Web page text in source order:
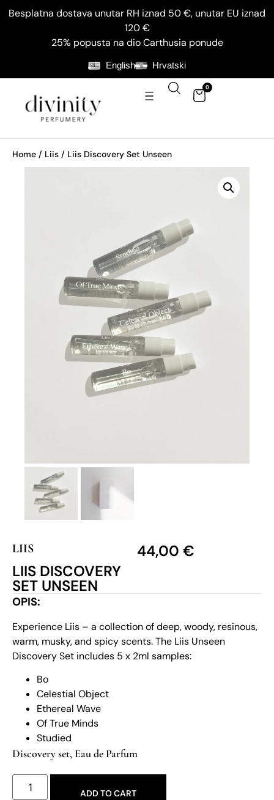
Besplatna dostava unutar RH iznad 50 €, unutar EU iznad
120 €
25% popusta na dio Carthusia ponude
English Hrvatski
0
Home / Liis / Liis Discovery Set Unseen
LIIS
LIIS DISCOVERY
SET UNSEEN
44,00 €
OPIS:
Experience Liis – a collection of deep, woody, resinous,
warm, musky, and spicy scents. The Liis Unseen
Discovery Set includes 5 x 2ml samples:
Bo
Celestial Object
Ethereal Wave
Of True Minds
Studied
Discovery set, Eau de Parfum
ADD TO CART